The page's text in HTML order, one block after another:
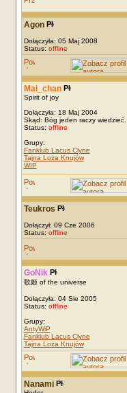
Agon
Dołączyła: 05 Maj 2008
Status: offline
Mai_chan
Spirit of joy
Dołączyła: 18 Maj 2004
Skąd: Bóg jeden raczy wiedzieć...
Status: offline
Grupy:
Fanklub Lacus Clyne
Tajna Loża Knujów
WIP
Teukros
Dołączył: 09 Cze 2006
Status: offline
GoNik
歌姫 of the universe
Dołączyła: 04 Sie 2005
Status: offline
Grupy:
AntyWiP
Fanklub Lacus Clyne
Tajna Loża Knujów
Nanami